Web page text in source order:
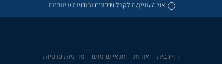
אני מעוניין/ת לקבל עדכונים והודעות שיווקיות.
דף הבית אודות תנאי שימוש מדיניות פרטיות